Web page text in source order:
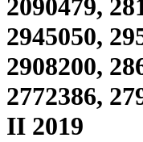
2090479,
2945050,
2908200,
2772386,
II 2019